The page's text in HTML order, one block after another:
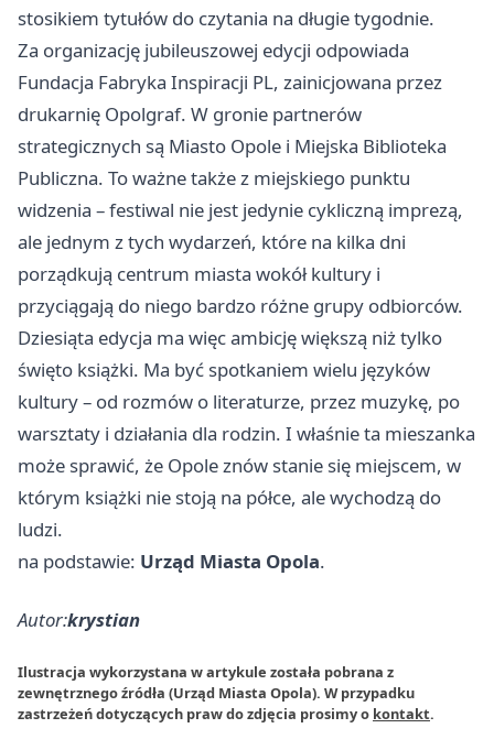
stosikiem tytułów do czytania na długie tygodnie.
Za organizację jubileuszowej edycji odpowiada
Fundacja Fabryka Inspiracji PL, zainicjowana przez
drukarnię Opolgraf. W gronie partnerów
strategicznych są Miasto Opole i Miejska Biblioteka
Publiczna. To ważne także z miejskiego punktu
widzenia – festiwal nie jest jedynie cykliczną imprezą,
ale jednym z tych wydarzeń, które na kilka dni
porządkują centrum miasta wokół kultury i
przyciągają do niego bardzo różne grupy odbiorców.
Dziesiąta edycja ma więc ambicję większą niż tylko
święto książki. Ma być spotkaniem wielu języków
kultury – od rozmów o literaturze, przez muzykę, po
warsztaty i działania dla rodzin. I właśnie ta mieszanka
może sprawić, że Opole znów stanie się miejscem, w
którym książki nie stoją na półce, ale wychodzą do
ludzi.
na podstawie: Urząd Miasta Opola.
Autor:krystian
Ilustracja wykorzystana w artykule została pobrana z
zewnętrznego źródła (Urząd Miasta Opola). W przypadku
zastrzeżeń dotyczących praw do zdjęcia prosimy o kontakt.